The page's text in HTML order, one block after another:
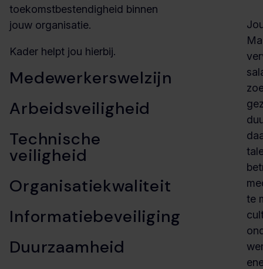
toekomstbestendigheid binnen
jouw organisatie.
Kader helpt jou hierbij.
Medewerkerswelzijn
Arbeidsveiligheid
Technische
veiligheid
Organisatiekwaliteit
Informatiebeveiliging
Duurzaamheid
te